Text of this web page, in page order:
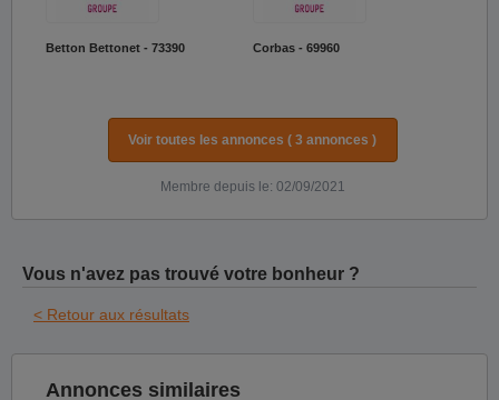
Betton Bettonet - 73390 Corbas - 69960
Voir toutes les annonces ( 3 annonces )
Membre depuis le: 02/09/2021
Vous n'avez pas trouvé votre bonheur ?
< Retour aux résultats
Annonces similaires